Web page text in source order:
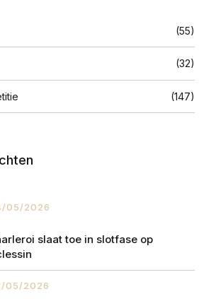
(55)
(32)
(147)
05/2026
slaat toe in slotfase op
05/2026